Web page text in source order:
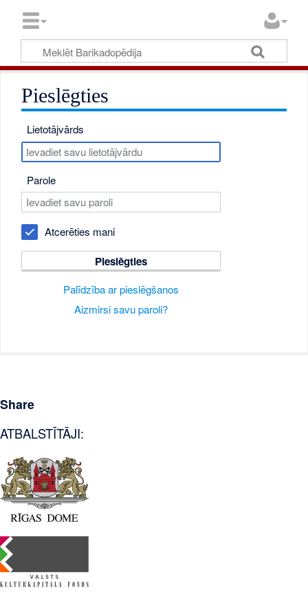
Pieslēgties
Lietotājvārds
Parole
Atcerēties mani
Pieslēgties
Palīdzība ar pieslēgšanos
Aizmirsi savu paroli?
Share
ATBALSTĪTĀJI: